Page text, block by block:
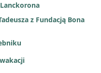
z Fundacją Bona